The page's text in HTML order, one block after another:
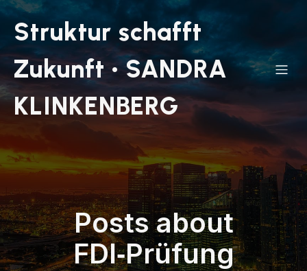
Struktur schafft
Zukunft • SANDRA
KLINKENBERG
Posts about
FDI‑Prüfung